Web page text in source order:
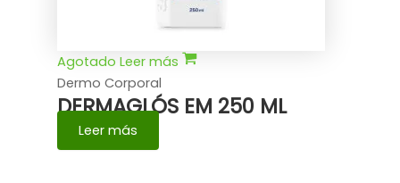
Agotado Leer más
Dermo Corporal
DERMAGLÓS EM 250 ML
Leer más